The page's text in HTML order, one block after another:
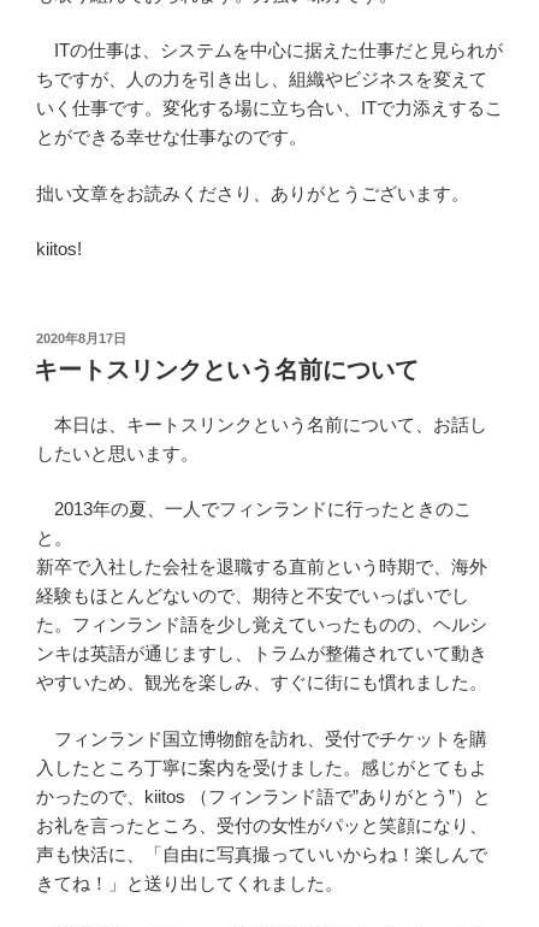
ITの仕事は、システムを中心に据えた仕事だと見られが
ちですが、人の力を引き出し、組織やビジネスを変えて
いく仕事です。変化する場に立ち合い、ITで力添えするこ
とができる幸せな仕事なのです。
拙い文章をお読みくださり、ありがとうございます。
kiitos!
投
稿
日:
2020年8月17日
キートスリンクという名前について
本日は、キートスリンクという名前について、お話し
したいと思います。
2013年の夏、一人でフィンランドに行ったときのこ
と。
新卒で入社した会社を退職する直前という時期で、海外
経験もほとんどないので、期待と不安でいっぱいでし
た。フィンランド語を少し覚えていったものの、ヘルシ
ンキは英語が通じますし、トラムが整備されていて動き
やすいため、観光を楽しみ、すぐに街にも慣れました。
フィンランド国立博物館を訪れ、受付でチケットを購
入したところ丁寧に案内を受けました。感じがとてもよ
かったので、kiitos （フィンランド語で”ありがとう”）と
お礼を言ったところ、受付の女性がパッと笑顔になり、
声も快活に、「自由に写真撮っていいからね！楽しんで
きてね！」と送り出してくれました。